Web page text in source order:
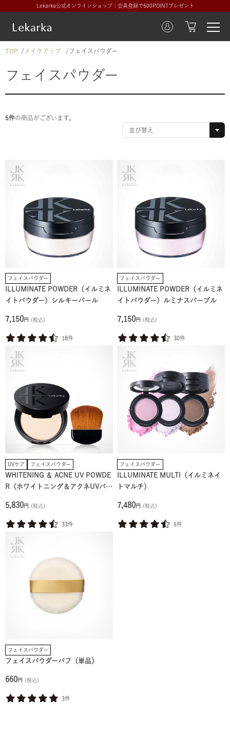
Lekarka公式オンラインショップ｜会員登録で500POINTプレゼント
TOP メイクアップ フェイスパウダー
フェイスパウダー
5件の商品がございます。
フェイスパウダー
ILLUMINATE POWDER（イルミネ
イトパウダー）シルキーパール
7,150 円 (税込)
18件
フェイスパウダー
ILLUMINATE POWDER（イルミネ
イトパウダー）ルミナスパープル
7,150 円 (税込)
30件
UVケア フェイスパウダー
WHITENING ＆ ACNE UV POWDE
R（ホワイトニング＆アクネUVパウ
5,830 円 (税込)
33件
フェイスパウダー
ILLUMINATE MULTI（イルミネイ
トマルチ）
7,480 円 (税込)
5件
フェイスパウダー
フェイスパウダーパフ（単品）
660 円 (税込)
3件